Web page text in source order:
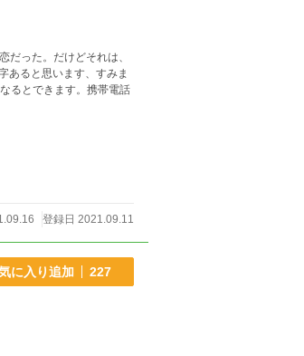
った。だけどそれは、
登録日 2021.09.11
に入り追加 227